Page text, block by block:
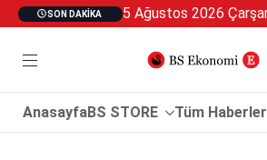
SON DAKIKA
AnasayfaBS STORE Tüm Haberler